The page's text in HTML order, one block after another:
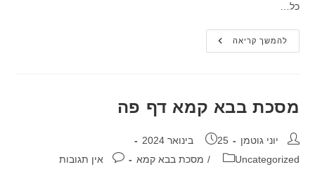
כל…
להמשך קריאהמסכת
בבא
מסכת בבא קמא דף פה
מחבר:יוני גוטמן פורסם:
25 בינואר 2024
קטגוריה:
Uncategorized
/ מסכת בבא קמא תגובות:אין תגובות